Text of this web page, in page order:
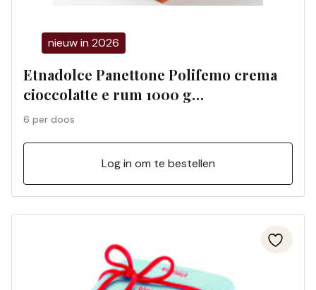
nieuw in 2026
Etnadolce Panettone Polifemo crema
cioccolatte e rum 1000 g
geschenkdoos (6 per doos) 01198S
6 per doos
Log in om te bestellen